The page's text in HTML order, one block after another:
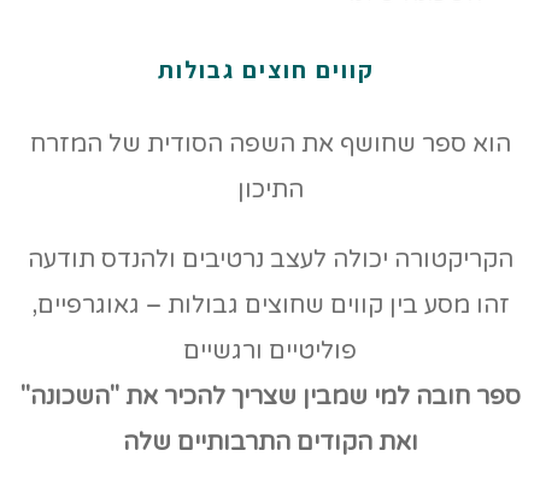
קווים חוצים גבולות
הוא ספר שחושף את השפה הסודית של המזרח
התיכון
הקריקטורה יכולה לעצב נרטיבים ולהנדס תודעה
זהו מסע בין קווים שחוצים גבולות – גאוגרפיים,
פוליטיים ורגשיים
ספר חובה למי שמבין שצריך להכיר את "השכונה"
ואת הקודים התרבותיים שלה